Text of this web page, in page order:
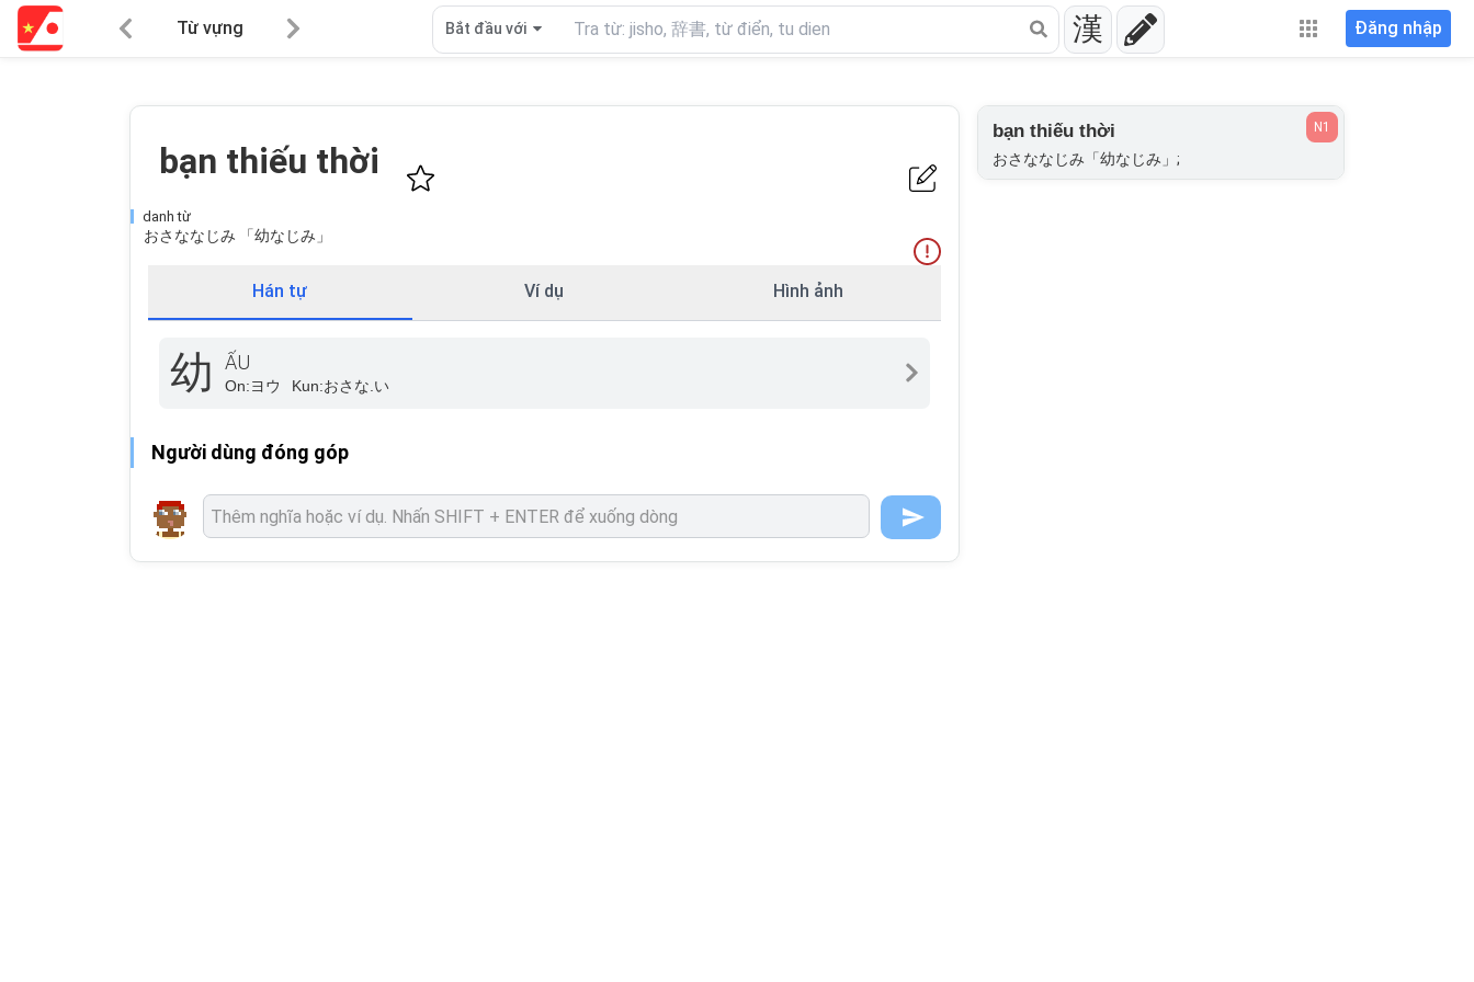
Từ vựng 漢
Bắt đầu với Đăng nhập
bạn thiếu thời
danh từ
おさななじみ 「幼なじみ」
Hán tự Ví dụ Hình ảnh
幼 ẤU
On:ヨウ Kun:おさな.い
Người dùng đóng góp
bạn thiếu thời
おさななじみ「幼なじみ」;
N1